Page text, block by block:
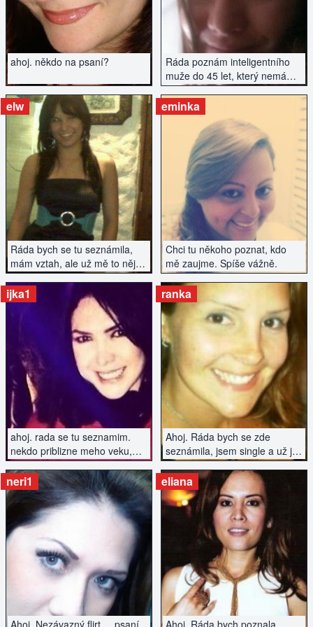
openness. I like to travel and
spend time actively. Write if
you're interested :)
ahoj. někdo na psaní?
Ráda poznám inteligentního
muže do 45 let, který nemá
závazky. Pouze vážné
seznámení.
Ráda bych se tu seznámila,
mám vztah, ale už mě to nějak
nenaplňuje a chce to něco
nového...
elw
ZOBRAZIT INZERÁT
Chci tu někoho poznat, kdo
mě zaujme. Spíše vážně.
eminka
ZOBRAZIT INZERÁT
ahoj. rada se tu seznamim.
nekdo priblizne meho veku,
kdo ma rad dobrou zabavu a
neni uplnej nesportovec..
ijka1
ZOBRAZIT INZERÁT
Ahoj. Ráda bych se zde
seznámila, jsem single a už je
čas začít se zas s někým
setkat :)
ranka
ZOBRAZIT INZERÁT
neri1
ZOBRAZIT INZERÁT
eliana
ZOBRAZIT INZERÁT